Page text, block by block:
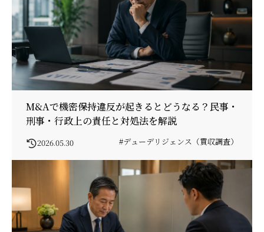
M&Aで機密保持違反が起きるとどうなる？民事・
刑事・行政上の責任と対処法を解説
2026.05.30 #デューデリジェンス（買収調査）